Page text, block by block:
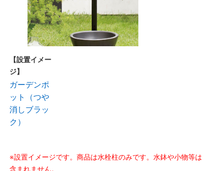
【設置イメー
ジ】
ガーデンポ
ット（つや
消しブラッ
ク）
※設置イメージです。商品は水栓柱のみです。水鉢や小物等は
含まれません。